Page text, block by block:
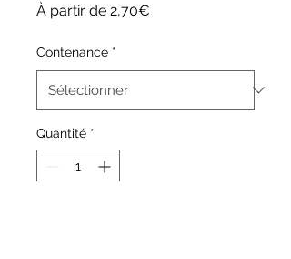
À partir de 2,70€
Contenance *
Quantité *